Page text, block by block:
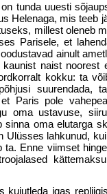
tunda uuesti
Helenaga, mis teeb
millest oleneb
Parisele, et
ainult
naist noorest
kokku: ta
suurendada,
Paris pole
oma ustavuse,
oma elutarga
lahkunud,
Enne viimset
igas